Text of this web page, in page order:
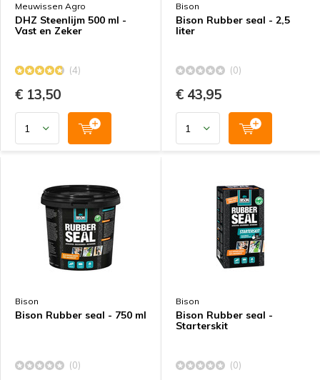
Meuwissen Agro
DHZ Steenlijm 500 ml -
Vast en Zeker
(4)
€ 13,50
Bison
Bison Rubber seal - 2,5
liter
(0)
€ 43,95
Bison
Bison Rubber seal - 750 ml
(0)
Bison
Bison Rubber seal -
Starterskit
(0)